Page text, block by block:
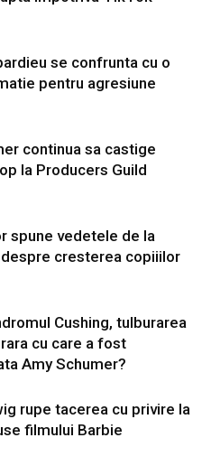
se confrunta cu o
pentru agresiune
continua sa castige
la Producers Guild
spune vedetele de la
cresterea copiiilor
Cushing, tulburarea
cu care a fost
Amy Schumer?
rupe tacerea cu privire la
filmului Barbie